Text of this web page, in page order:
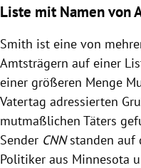
Liste mit Namen von
Smith ist eine von
Amtsträgern auf einer
einer größeren Menge
Vatertag adressierten
mutmaßlichen Täters
Sender CNNstanden auf
Politiker aus Minnesota